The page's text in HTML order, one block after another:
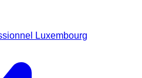
Luxembourg